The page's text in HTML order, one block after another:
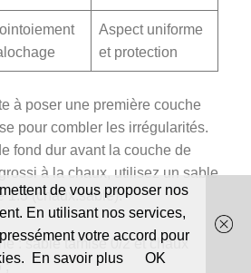
Aspect uniforme
et protection
à poser une première couche
pour combler les irrégularités.
fond dur avant la couche de
à la chaux, utilisez un sable
1:3 (chaux:sable).
: sable tamisé 0/2 et chaux
;
de vous proposer nos
En utilisant nos services,
votre accord pour
En savoir plus OK